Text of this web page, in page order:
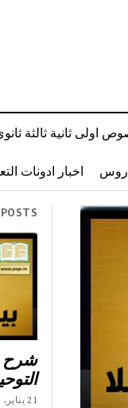
اولى ثانية ثالثة
اخبار ادونات
شرح
21 يناير، 2026